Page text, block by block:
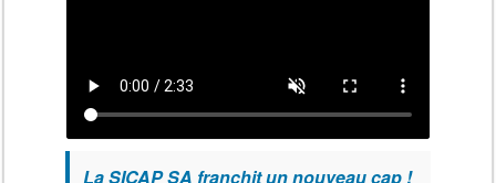
La SICAP SA franchit un nouveau cap !